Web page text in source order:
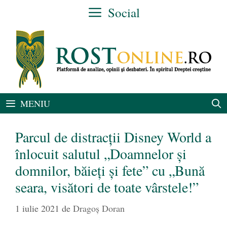
conținut
Social
MENIU
Parcul de distracții Disney World a
înlocuit salutul „Doamnelor și
domnilor, băieți și fete” cu „Bună
seara, visători de toate vârstele!”
1 iulie 2021 de Dragoș Doran